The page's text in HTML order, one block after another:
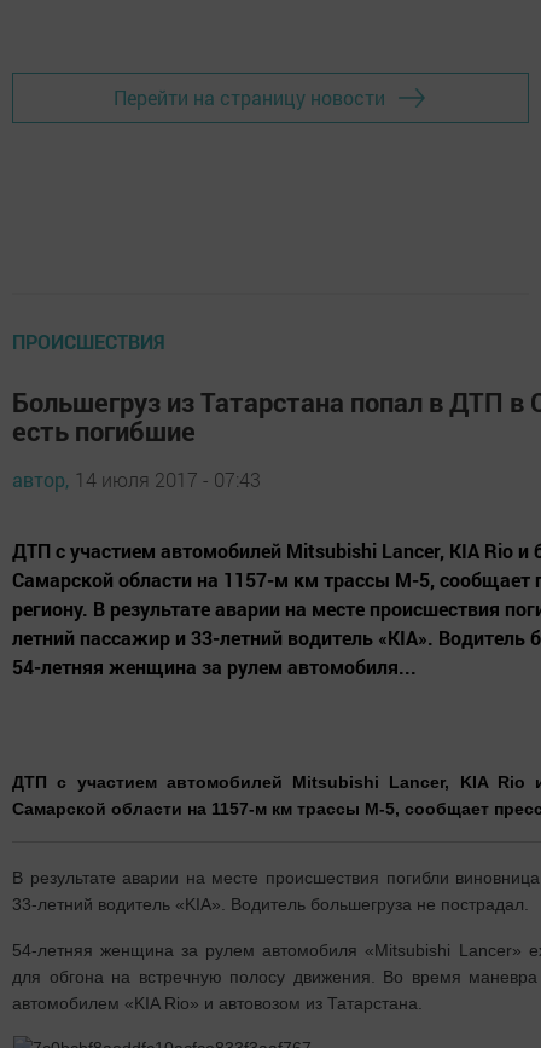
Перейти на страницу новости
ПРОИСШЕСТВИЯ
Большегруз из Татарстана попал в ДТП в
есть погибшие
автор, 14 июля 2017 - 07:43
ДТП с участием автомобилей Mitsubishi Lancer, KIA Rio и
Самарской области на 1157-м км трассы М-5,
региону. В результате аварии на месте происшествия
летний пассажир и 33-летний водитель «KIA». Водитель
54-летняя женщина за рулем автомобиля...
ДТП с участием автомобилей Mitsubishi Lancer, KIA Rio
Самарской области на 1157-м км трассы М-5, сообщает
В результате аварии на месте происшествия погибли
33-летний водитель «KIA». Водитель большегруза не пострадал.
54-летняя женщина за рулем автомобиля «Mitsubishi Lancer»
для обгона на встречную полосу движения. Во время маневра
автомобилем «KIA Rio» и автовозом из Татарстана.